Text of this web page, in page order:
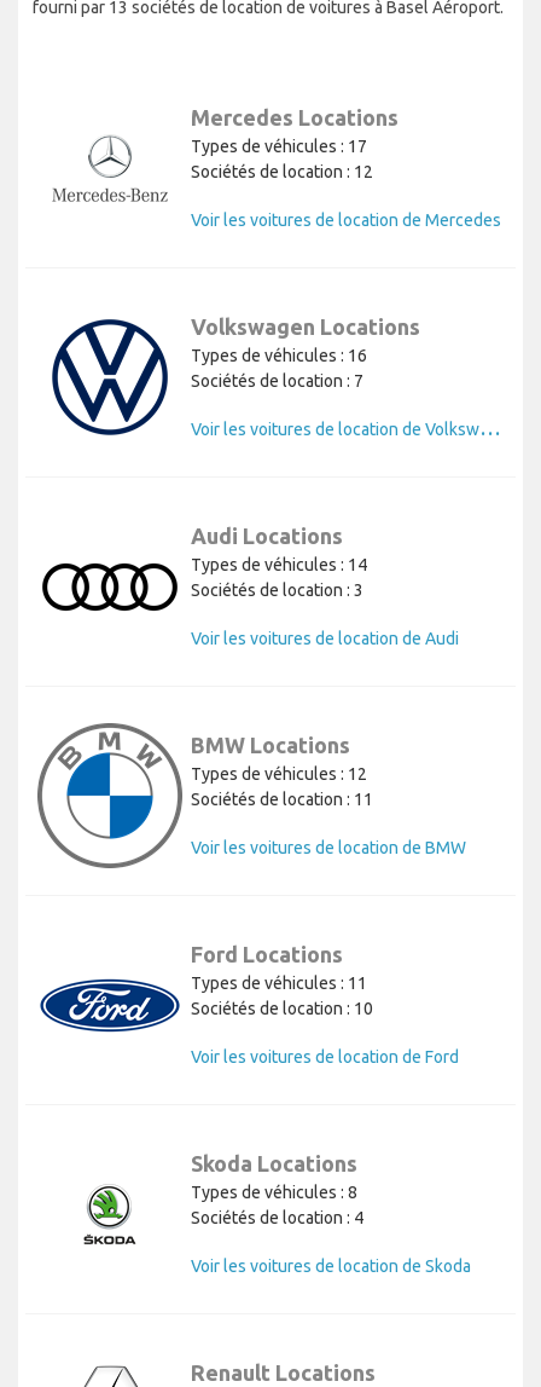
fourni par 13 sociétés de location de voitures à Basel Aéroport.
Mercedes Locations
Types de véhicules : 17
Sociétés de location : 12
Voir les voitures de location de Mercedes
Volkswagen Locations
Types de véhicules : 16
Sociétés de location : 7
V
oir les voitures de location de Volkswagen
Audi Locations
Types de véhicules : 14
Sociétés de location : 3
Voir les voitures de location de Audi
BMW Locations
Types de véhicules : 12
Sociétés de location : 11
Voir les voitures de location de BMW
Ford Locations
Types de véhicules : 11
Sociétés de location : 10
Voir les voitures de location de Ford
Skoda Locations
Types de véhicules : 8
Sociétés de location : 4
Voir les voitures de location de Skoda
Renault Locations